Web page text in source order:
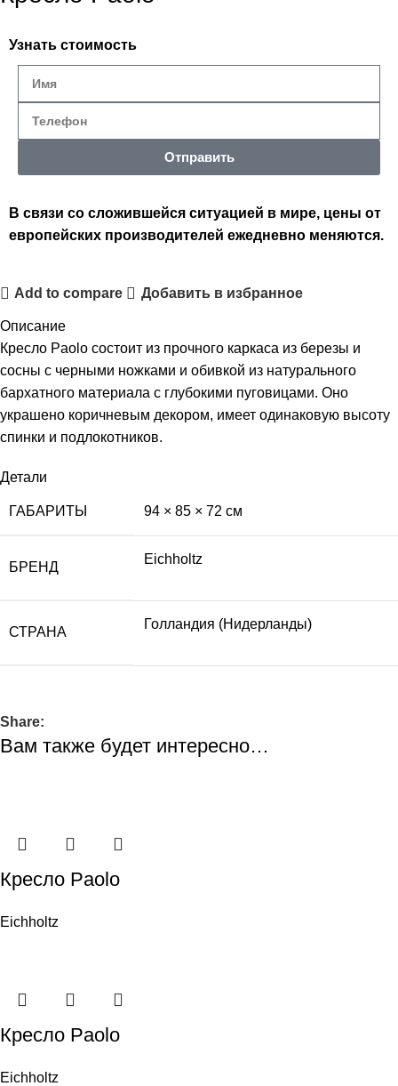
Узнать стоимость
Отправить
В связи со сложившейся ситуацией в мире, цены от
европейских производителей ежедневно меняются.
Add to compare Добавить в избранное
Описание
Кресло Paolo состоит из прочного каркаса из березы и
сосны с черными ножками и обивкой из натурального
бархатного материала с глубокими пуговицами. Оно
украшено коричневым декором, имеет одинаковую высоту
спинки и подлокотников.
Детали
ГАБАРИТЫ 94 × 85 × 72 см
БРЕНД
Eichholtz
СТРАНА
Голландия (Нидерланды)
Share:
Вам также будет интересно…
Кресло Paolo
Eichholtz
Кресло Paolo
Eichholtz